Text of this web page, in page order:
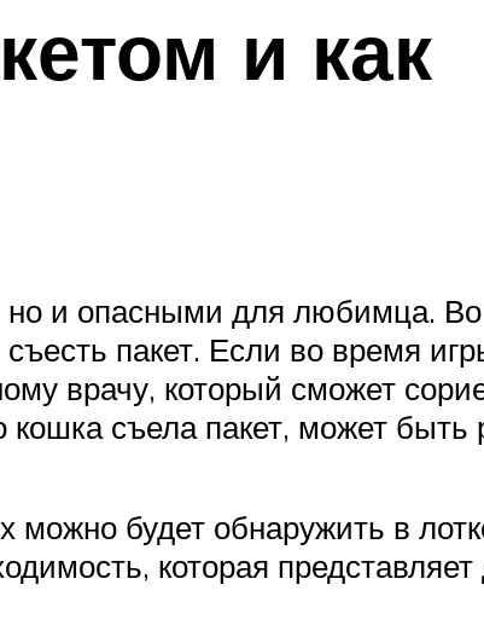
и как
но и опасными для любимца.
пакет. Если во время
врачу, который сможет
кошка съела пакет, может быть
можно будет обнаружить в
которая